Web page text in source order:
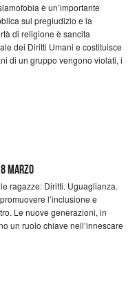
è un’importante
sul pregiudizio e la
di religione è sancita
dei Diritti Umani e costituisce
di un gruppo vengono violati, i
marzo
ragazze: Diritti. Uguaglianza.
l’inclusione e
Le nuove generazioni, in
un ruolo chiave nell’innescare